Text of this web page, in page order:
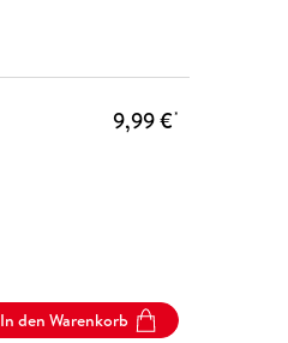
9,99 €*
In den Warenkorb